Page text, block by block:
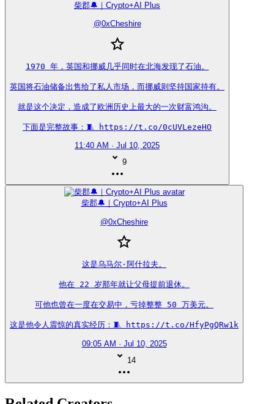
柴郡🔔｜Crypto+AI Plus
@0xCheshire
1970 年，英国和挪威几乎同时在北海发现了石油。
英国将石油储备出售给了私人市场，而挪威则坚持国家持有。
就是这个决定，造成了欧洲历史上最大的一次财富鸿沟。
下面是完整故事：🧵 https://t.co/0cUVLezeHO
11:40 AM · Jul 10, 2025
9
柴郡🔔｜Crypto+AI Plus
@0xCheshire
这是乌马尔·阿什拉夫。
他在 22 岁那年就让父母提前退休。
可他也曾在一度在交易中，亏掉整整 50 万美元。
这是他令人震惊的真实经历：🧵 https://t.co/HfyPgQRw1k
09:05 AM · Jul 10, 2025
14